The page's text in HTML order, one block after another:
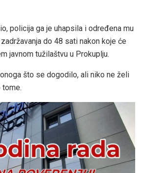
policija ga je uhapsila i određena mu
do 48 sati nakon koje će
javnom tužilaštvu u Prokuplju.
što se dogodilo, ali niko ne želi
tome.